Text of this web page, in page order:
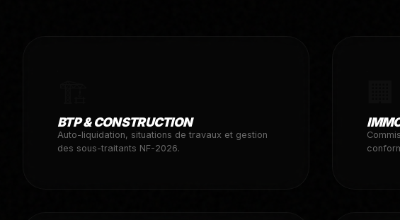
BTP & CONSTRUCTION
Auto-liquidation, situations de travaux et gestion
des sous-traitants NF-2026.